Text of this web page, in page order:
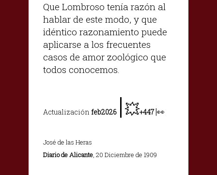
Que Lombroso tenía razón al
hablar de este modo, y que
idéntico razonamiento puede
aplicarse a los frecuentes
casos de amor zoológico que
todos conocemos.
Actualización feb2026 |💥+447|👀
José de las Heras
Diario de Alicante, 20 Diciembre de 1909